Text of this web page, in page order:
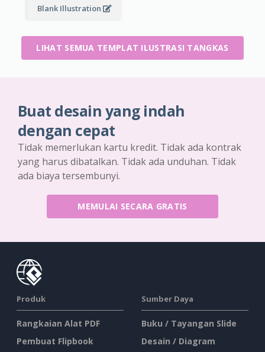
Blank Illustration
LIHAT SEMUA TEMPLAT ILUSTRASI TANGKAS
Buat desain yang indah
dengan cepat
Tidak memerlukan kartu kredit. Tidak ada kontrak
yang harus dibatalkan. Tidak ada unduhan. Tidak
ada biaya tersembunyi.
MEMULAI SECARA GRATIS
Produk
Rangkaian Alat PDF
Pembuat Flipbook
Sumber Daya
Buku / Tayangan Slide
Desain / Diagram